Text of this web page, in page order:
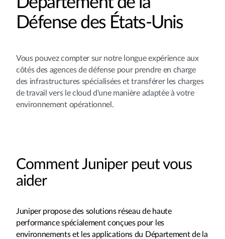
Défense des États-Unis
Vous pouvez compter sur notre longue expérience aux
côtés des agences de défense pour prendre en charge
des infrastructures spécialisées et transférer les charges
de travail vers le cloud d'une manière adaptée à votre
environnement opérationnel.
Comment Juniper peut vous
aider
Juniper propose des solutions réseau de haute
performance spécialement conçues pour les
environnements et les applications du Département de la